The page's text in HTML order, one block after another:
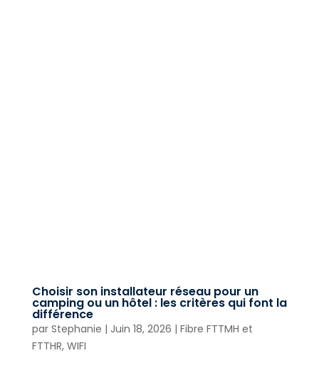
Choisir son installateur réseau pour un
camping ou un hôtel : les critères qui font la
différence
par Stephanie | Juin 18, 2026 | Fibre FTTMH et
FTTHR, WIFI